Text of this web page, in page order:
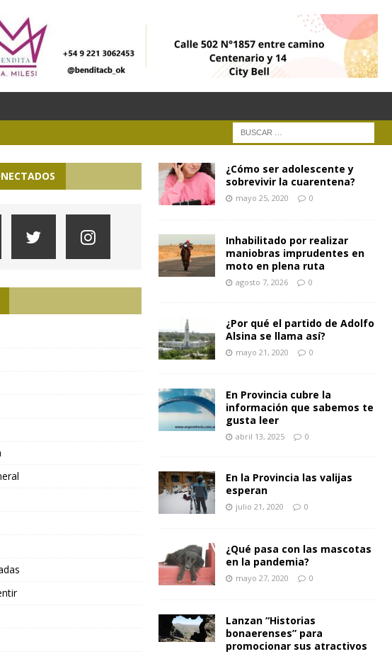
SENTIR
¿Cómo ser adolescente y
sobrevivir la cuarentena?
mayo 25, 2020 0
Inhabilitado por realizar
maniobras imprudentes en
moto en plena ruta
agosto 7, 2026 0
¿Por qué el partido de Adolfo
Alsina se llama así?
mayo 21, 2020 0
En Provincia cubre la
información que sabemos te
gusta leer
abril 13, 2025 0
En la Provincia las valijas
esperan
julio 21, 2020 0
¿Qué pasa con las mascotas
en la pandemia?
mayo 27, 2020 0
Lanzan “Historias
bonaerenses” para
promocionar sus atractivos